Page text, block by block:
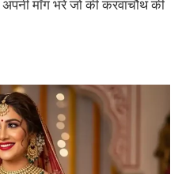
माँग भरे जो की करवाचौथ की